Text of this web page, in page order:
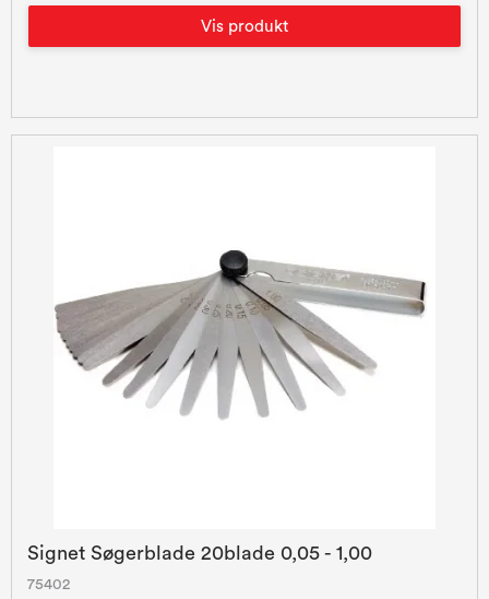
Vis produkt
Signet Søgerblade 20blade 0,05 - 1,00
75402